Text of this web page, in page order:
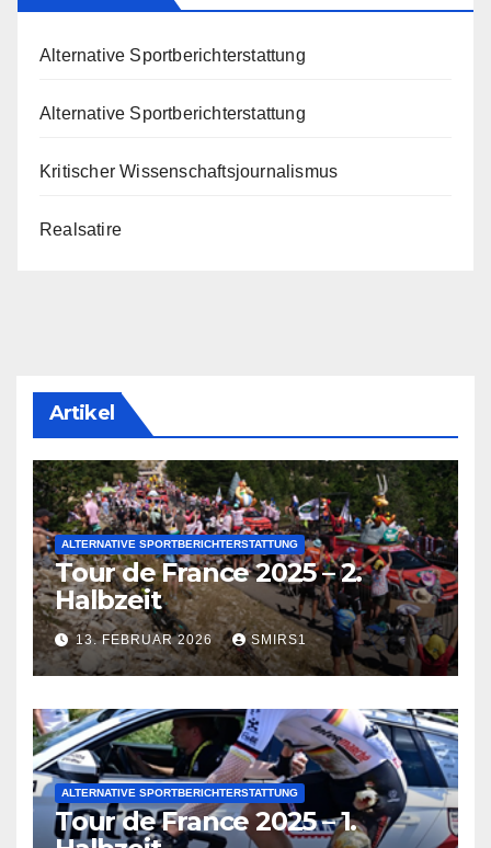
Alternative Sportberichterstattung
Alternative Sportberichterstattung
Kritischer Wissenschaftsjournalismus
Realsatire
Artikel
ALTERNATIVE SPORTBERICHTERSTATTUNG
Tour de France 2025 – 2.
Halbzeit
13. FEBRUAR 2026 SMIRS1
ALTERNATIVE SPORTBERICHTERSTATTUNG
Tour de France 2025 – 1.